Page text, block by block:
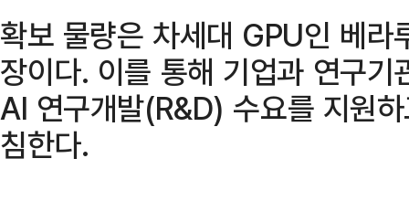
확보 물량은 차세대 GPU인 베
장이다. 이를 통해 기업과 연구
AI 연구개발(R&D) 수요를 지원
침한다.